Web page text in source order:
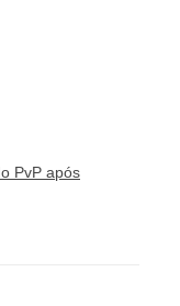
PvP após